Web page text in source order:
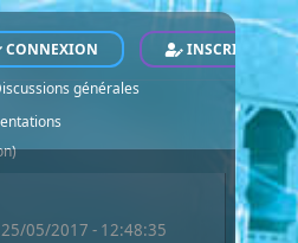
CONNEXION INSCRIVEZ-
- Official Website Forum
générales
)
05/2017 - 12:48:35